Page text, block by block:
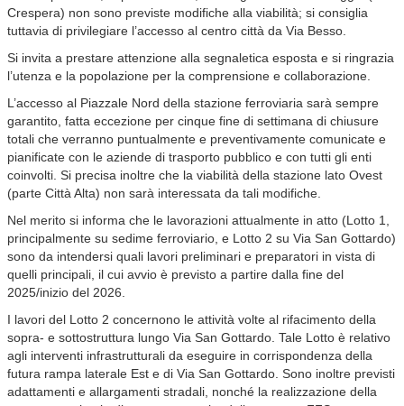
Crespera) non sono previste modifiche alla viabilità; si consiglia
tuttavia di privilegiare l’accesso al centro città da Via Besso.
Si invita a prestare attenzione alla segnaletica esposta e si ringrazia
l’utenza e la popolazione per la comprensione e collaborazione.
L’accesso al Piazzale Nord della stazione ferroviaria sarà sempre
garantito, fatta eccezione per cinque fine di settimana di chiusure
totali che verranno puntualmente e preventivamente comunicate e
pianificate con le aziende di trasporto pubblico e con tutti gli enti
coinvolti. Si precisa inoltre che la viabilità della stazione lato Ovest
(parte Città Alta) non sarà interessata da tali modifiche.
Nel merito si informa che le lavorazioni attualmente in atto (Lotto 1,
principalmente su sedime ferroviario, e Lotto 2 su Via San Gottardo)
sono da intendersi quali lavori preliminari e preparatori in vista di
quelli principali, il cui avvio è previsto a partire dalla fine del
2025/inizio del 2026.
I lavori del Lotto 2 concernono le attività volte al rifacimento della
sopra- e sottostruttura lungo Via San Gottardo. Tale Lotto è relativo
agli interventi infrastrutturali da eseguire in corrispondenza della
futura rampa laterale Est e di Via San Gottardo. Sono inoltre previsti
adattamenti e allargamenti stradali, nonché la realizzazione della